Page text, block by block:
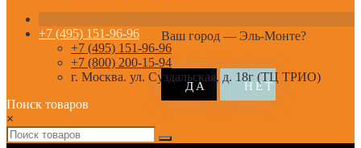
Ваш город — Эль-Монте?
+7 (495) 151-96-96
+7 (495) 151-96-96
+7 (800) 200-15-94
г. Москва. ул. Суздальская, д. 18г (ТЦ ТРИО)
Поиск товаров
×